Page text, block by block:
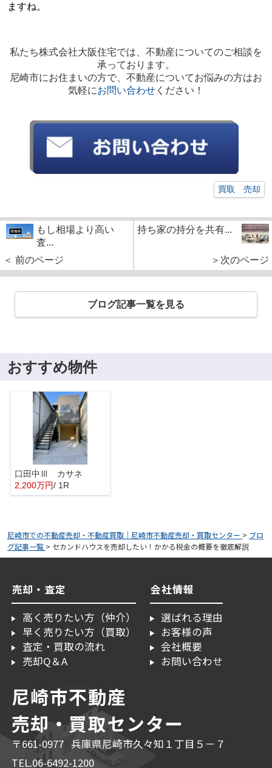
ますね。
私たち株式会社大阪住宅では、不動産についてのご相談を
承っております。
尼崎市にお住まいの方で、不動産についてお悩みの方はお
気軽にお問い合わせ ください！
買取 売却
もし相場より高い
査...
＜ 前のページ
持ち家の持分を共有...
＞次のページ
ブログ記事一覧を見る
おすすめ物件
口田中Ⅲ カサネ
2,200万円/ 1R
尼崎市での不動産売却・不動産買取｜尼崎市不動産売却・買取センター > ブロ
グ記事一覧 > セカンドハウスを売却したい！かかる税金の概要を徹底解説
売却・査定
高く売りたい方（仲介）
早く売りたい方（買取）
査定・買取の流れ
売却Q＆A
会社情報
選ばれる理由
お客様の声
会社概要
お問い合わせ
尼崎市不動産
売却・買取センター
〒661-0977 兵庫県尼崎市久々知１丁目５－７
TEL.06-6492-1200